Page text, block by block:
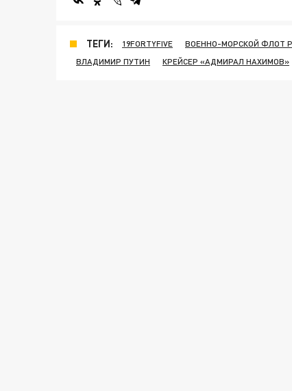
ТЕГИ: 19FORTYFIVE ВОЕННО-МОРСКОЙ ФЛОТ
ВЛАДИМИР ПУТИН
КРЕЙСЕР «АДМИРАЛ НАХИМОВ»